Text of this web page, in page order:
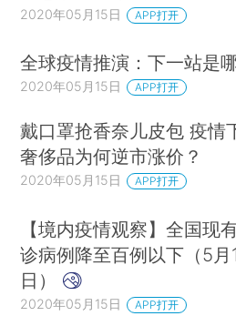
2020年05月15日 APP打开
全球疫情推演：下一站是
2020年05月15日 APP打开
戴口罩抢香奈儿皮包 疫情
奢侈品为何逆市涨价？
2020年05月15日 APP打开
【境内疫情观察】全国现
诊病例降至百例以下（5月
日）
2020年05月15日 APP打开